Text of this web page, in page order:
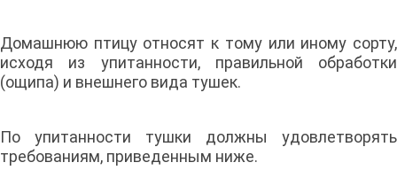
Домашнюю птицу относят к тому или иному сорту,
исходя из упитанности, правильной обработки
(ощипа) и внешнего вида тушек.
По упитанности тушки должны удовлетворять
требованиям, приведенным ниже.